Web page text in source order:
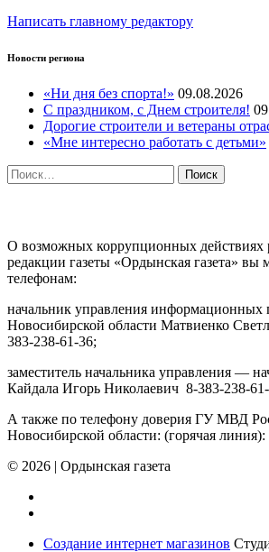
Написать главному редактору
Новости региона
«Ни дня без спорта!» 09.08.2026
С праздником, с Днем строителя!
Дорогие строители и ветераны
«Мне интересно работать с детьми»
Найти:
О возможных коррупционных действиях
редакции газеты «Ордынская газета» вы
телефонам:
начальник управления информационных
Новосибирской области Матвиенко
383-238-61-36;
заместитель начальника управления —
Кайдала Игорь Николаевич 8-383-238-
А также по телефону доверия ГУ МВД
Новосибирской области: (горячая
© 2026 | Ордынская газета
Создание интернет магазинов